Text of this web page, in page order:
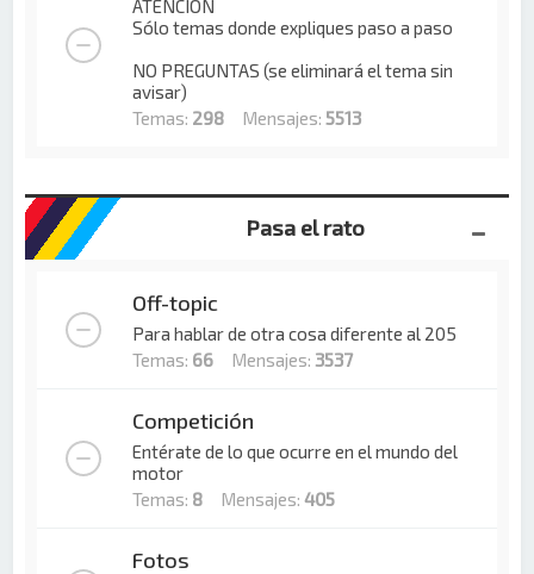
ATENCIÓN
Sólo temas donde expliques paso a paso
NO PREGUNTAS (se eliminará el tema sin
avisar)
Temas: 298 Mensajes:5513
Pasa el rato
Off-topic
Para hablar de otra cosa diferente al 205
Temas: 66 Mensajes: 3537
Competición
Entérate de lo que ocurre en el mundo del
motor
Temas: 8 Mensajes:405
Fotos